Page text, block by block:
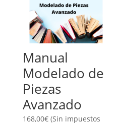
Manual
Modelado de
Piezas
Avanzado
168,00€ (Sin impuestos